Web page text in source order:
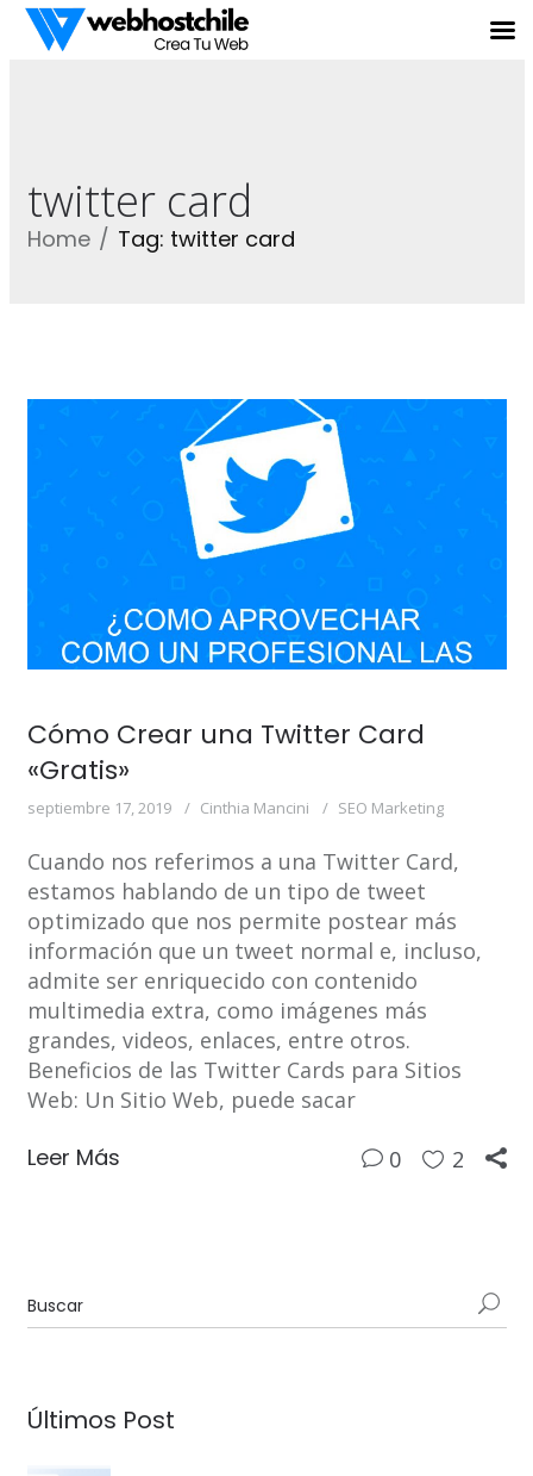
twitter card
Home Tag: twitter card
Cómo Crear una Twitter Card
«Gratis»
septiembre 17, 2019 Cinthia Mancini SEO Marketing
Cuando nos referimos a una Twitter Card,
estamos hablando de un tipo de tweet
optimizado que nos permite postear más
información que un tweet normal e, incluso,
admite ser enriquecido con contenido
multimedia extra, como imágenes más
grandes, videos, enlaces, entre otros.
Beneficios de las Twitter Cards para Sitios
Web: Un Sitio Web, puede sacar
Leer Más 0 2
Últimos Post